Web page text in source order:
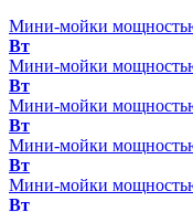
Мини-мойки
Вт
Мини-мойки
Вт
Мини-мойки
Вт
Мини-мойки
Вт
Мини-мойки
Вт